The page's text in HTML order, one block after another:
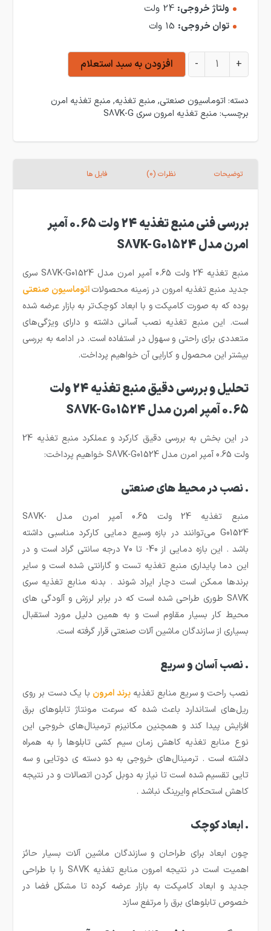
ولتاژ خروجی: 24 ولت
توان خروجی:
منبع تغذیه 24 ولت 0.65 آمپر امرن مدل S8VK-G01524 عدد
+
- افزودن به سبد استعلام
دسته: اتوماسیون صنعتی, منبع تغذیه, منبع تغذیه امرن
برچسب: منبع تغذیه امرون سری S8VK-G
توضیحات نظرات (0) فایل ها
بررسی فنی منبع تغذیه 24 ولت 0.65 آمپر
امرن مدل S8VK-G01524
منبع تغذیه 24 ولت 0.65 آمپر امرن مدل S8VK-G01524 سری
جدید منبع تغذیه امرون در زمینه محصولاتاتوماسیون صنعتی
بوده که به صورت کامپکت و با ابعاد کوچک‌تر به بازار عرضه شده
است. این منبع تغذیه نصب آسانی داشته و دارای ویژگی‌های
متعددی برای راحتی و سهول در استفاده است. در ادامه به بررسی
بیشتر این محصول و کارایی آن خواهیم پرداخت.
تحلیل و بررسی دقیق منبع تغذیه 24 ولت
0.65 آمپر امرن مدل S8VK-G01524
در این بخش به بررسی دقیق کارکرد و عملکرد منبع تغذیه 24
ولت 0.65 آمپر امرن مدل S8VK-G01524 خواهیم پرداخت:
. نصب در محیط های صنعتی
منبع تغذیه 24 ولت 0.65 آمپر امرن مدل S8VK-
G01524 می‌توانند در بازه وسیع دمایی کارکرد مناسبی داشته
باشد . این بازه دمایی از 40- تا 70 درجه سانتی گراد است و در
این دما پایداری منبع تغذیه تست و گارانتی شده است و سایر
برندها ممکن است دچار ایراد شوند . بدنه منابع تغذیه سری
S8VK طوری طراحی شده است که در برابر لرزش و آلودگی های
محیط کار بسیار مقاوم است و به همین دلیل مورد استقبال
بسیاری از سازندگان ماشین آلات صنعتی قرار گرفته است.
. نصب آسان و سریع
نصب راحت و سریع منابع تغذیه برند امرون با یک دست بر روی
ریل‌های استاندارد باعث شده که سرعت مونتاژ تابلوهای برق
افزایش پیدا کند و همچنین مکانیزم ترمینال‌های خروجی این
نوع منابع تغذیه کاهش زمان سیم کشی تابلوها را به همراه
داشته است . ترمینال‌های خروجی به دو دسته ی دوتایی و سه
تایی تقسیم شده است تا نیاز به دوبل کردن اتصالات و در نتیجه
کاهش استحکام وایرینگ نباشد .
. ابعاد کوچک
چون ابعاد برای طراحان و سازندگان ماشین آلات بسیار حائز
اهمیت است در نتیجه امرون منابع تغذیه S8VK را با طراحی
جدید و ابعاد کامپکت به بازار عرضه کرده تا مشکل فضا در
خصوص تابلوهای برق را مرتفع سازد